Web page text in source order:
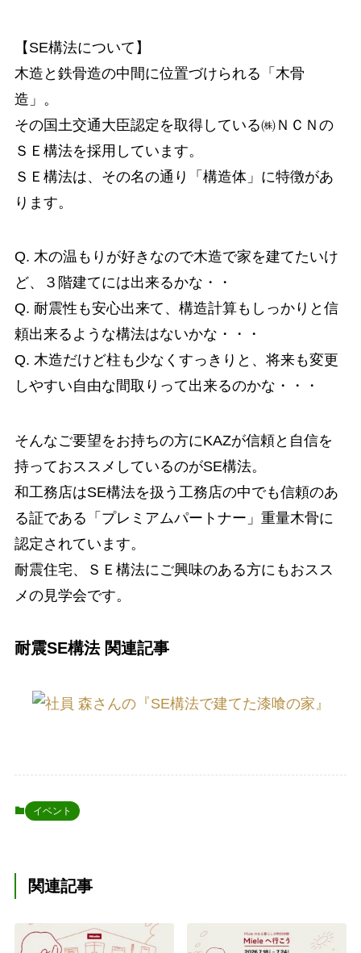
【SE構法について】
木造と鉄骨造の中間に位置づけられる「木骨
造」。
その国土交通大臣認定を取得している㈱ＮＣＮの
ＳＥ構法を採用しています。
ＳＥ構法は、その名の通り「構造体」に特徴があ
ります。
Q. 木の温もりが好きなので木造で家を建てたいけ
ど、３階建てには出来るかな・・
Q. 耐震性も安心出来て、構造計算もしっかりと信
頼出来るような構法はないかな・・・
Q. 木造だけど柱も少なくすっきりと、将来も変更
しやすい自由な間取りって出来るのかな・・・
そんなご要望をお持ちの方にKAZが信頼と自信を
持っておススメしているのがSE構法。
和工務店はSE構法を扱う工務店の中でも信頼のあ
る証である「プレミアムパートナー」重量木骨に
認定されています。
耐震住宅、ＳＥ構法にご興味のある方にもおスス
メの見学会です。
耐震SE構法 関連記事
イベント
関連記事